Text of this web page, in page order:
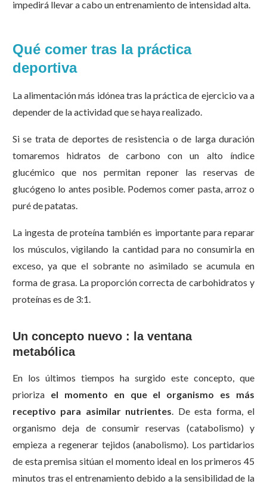
impedirá llevar a cabo un entrenamiento de intensidad alta.
Qué comer tras la práctica
deportiva
La alimentación más idónea tras la práctica de ejercicio va a
depender de la actividad que se haya realizado.
Si se trata de deportes de resistencia o de larga duración
tomaremos hidratos de carbono con un alto índice
glucémico que nos permitan reponer las reservas de
glucógeno lo antes posible. Podemos comer pasta, arroz o
puré de patatas.
La ingesta de proteína también es importante para reparar
los músculos, vigilando la cantidad para no consumirla en
exceso, ya que el sobrante no asimilado se acumula en
forma de grasa. La proporción correcta de carbohidratos y
proteínas es de 3:1.
Un concepto nuevo : la ventana
metabólica
En los últimos tiempos ha surgido este concepto, que
prioriza el momento en que el organismo es más
receptivo para asimilar nutrientes. De esta forma, el
organismo deja de consumir reservas (catabolismo) y
empieza a regenerar tejidos (anabolismo). Los partidarios
de esta premisa sitúan el momento ideal en los primeros 45
minutos tras el entrenamiento debido a la sensibilidad de la